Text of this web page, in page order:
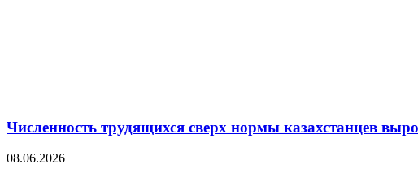
Численность трудящихся сверх нормы казахстанцев
08.06.2026